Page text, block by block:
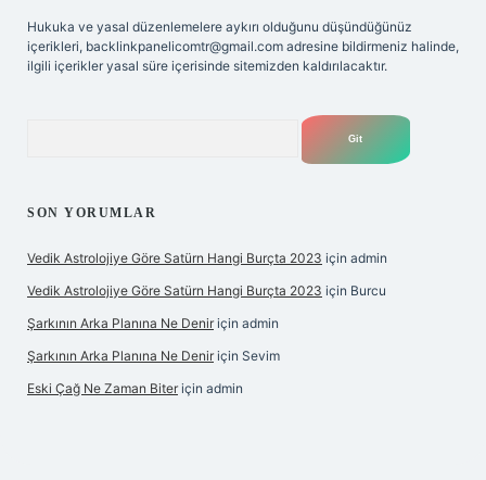
Hukuka ve yasal düzenlemelere aykırı olduğunu düşündüğünüz
içerikleri, backlinkpanelicomtr@gmail.com adresine bildirmeniz halinde,
ilgili içerikler yasal süre içerisinde sitemizden kaldırılacaktır.
SON YORUMLAR
Vedik Astrolojiye Göre Satürn Hangi Burçta 2023 için admin
Vedik Astrolojiye Göre Satürn Hangi Burçta 2023 için Burcu
Şarkının Arka Planına Ne Denir için admin
Şarkının Arka Planına Ne Denir için Sevim
Eski Çağ Ne Zaman Biter için admin